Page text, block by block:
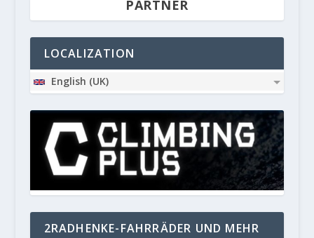
PARTNER
LOCALIZATION
English (UK)
2RADHENKE-FAHRRÄDER UND MEHR